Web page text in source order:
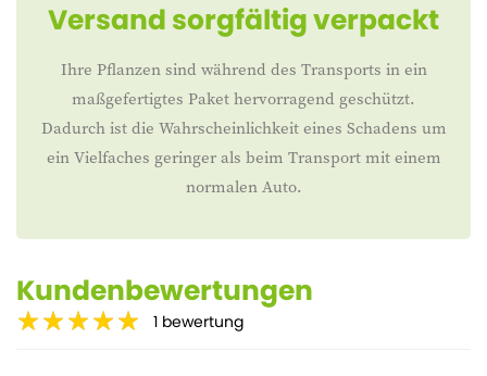
Versand sorgfältig verpackt
Ihre Pflanzen sind während des Transports in ein
maßgefertigtes Paket hervorragend geschützt.
Dadurch ist die Wahrscheinlichkeit eines Schadens um
ein Vielfaches geringer als beim Transport mit einem
normalen Auto.
Kundenbewertungen
1 bewertung